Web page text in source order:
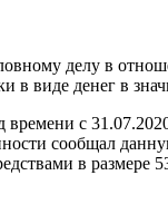
делу в
виде денег в
с
сообщал
в размере